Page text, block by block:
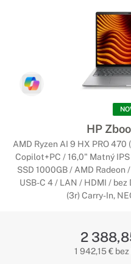
HP
AMD Ryzen AI 9 HX PRO
Copilot+PC / 16,0" Matný
SSD 1000GB / AMD Radeon
USB-C 4 / LAN / HDMI /
(3r) Carry-In,
2
1 942,15 € bez